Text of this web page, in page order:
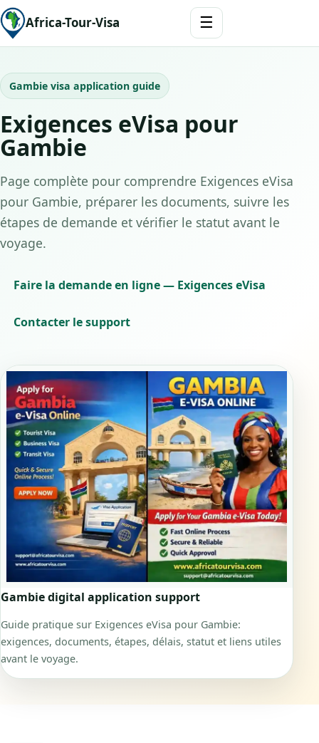
Africa-Tour-Visa ☰
Gambie visa application guide
Exigences eVisa pour
Gambie
Page complète pour comprendre Exigences eVisa
pour Gambie, préparer les documents, suivre les
étapes de demande et vérifier le statut avant le
voyage.
Faire la demande en ligne — Exigences eVisa
Contacter le support
Gambie digital application support
Guide pratique sur Exigences eVisa pour Gambie:
exigences, documents, étapes, délais, statut et liens utiles
avant le voyage.